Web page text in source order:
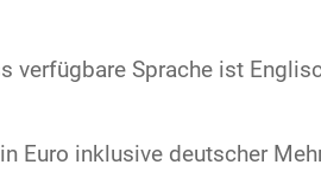
verfügbare Sprache ist
Euro inklusive deutscher